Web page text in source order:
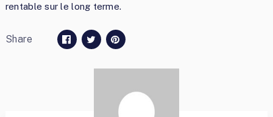
rentable sur le long terme.
Share